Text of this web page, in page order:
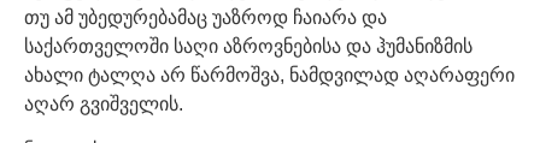
თუ ამ უბედურებამაც უაზროდ ჩაიარა და
საქართველოში საღი აზროვნებისა და ჰუმანიზმის
ახალი ტალღა არ წარმოშვა, ნამდვილად აღარაფერი
აღარ გვიშველის.